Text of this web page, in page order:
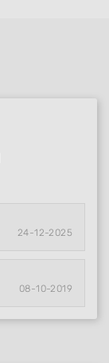
24-12-2025
08-10-2019